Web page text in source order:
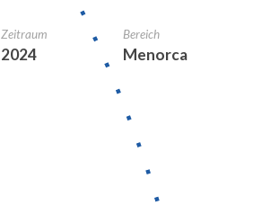
Zeitraum
2024
Bereich
Menorca